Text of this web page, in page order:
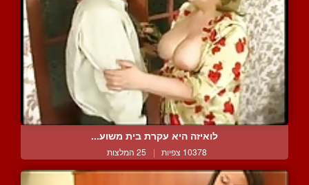
לואיזה היא עקרת בית משוע...
10378 צפיות | 25 המלצות